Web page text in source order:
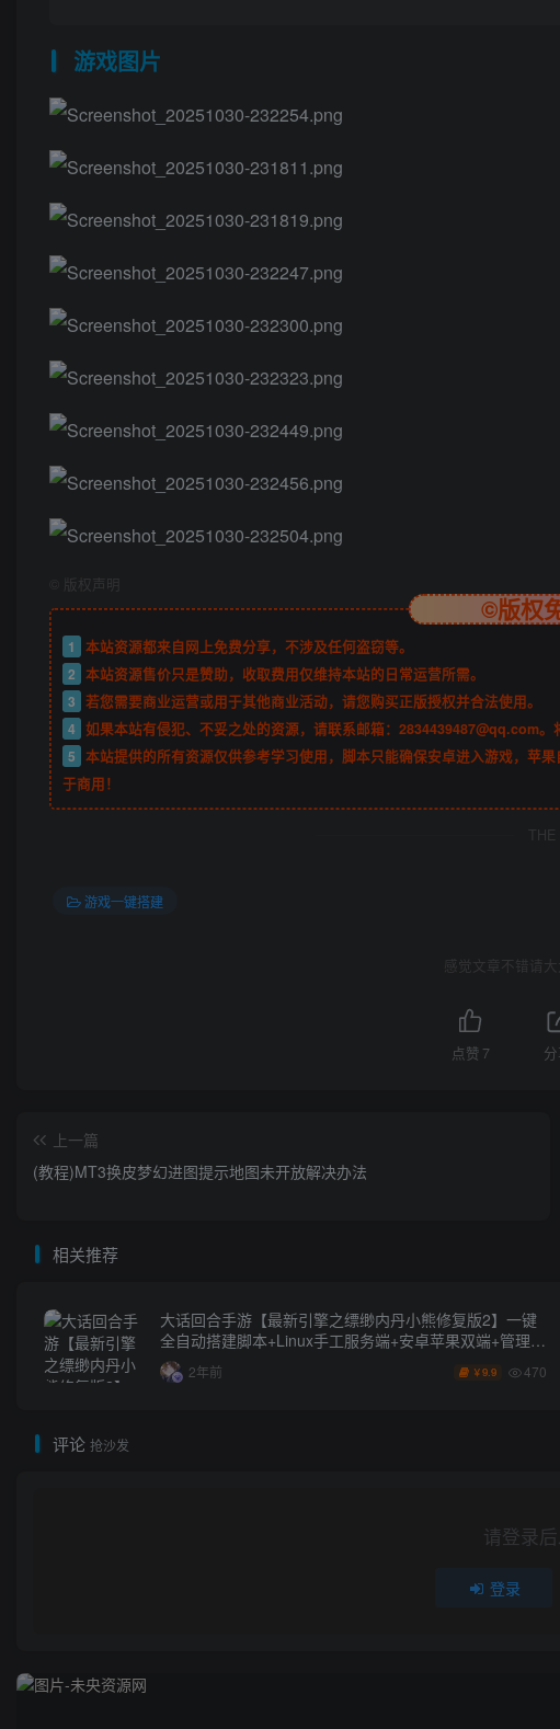
游戏图片
版权声明
©版权
1
本站资源都来自网上免费分享，不涉及任何盗窃等。
2 本站资源售价只是赞助，收取费用仅维持本站的日常运营所需。
3 若您需要商业运营或用于其他商业活动，请您购买正版授权并合法使用。
4 如果本站有侵犯、不妥之处的资源，请联系邮箱：2834439487@qq.com。
5 本站提供的所有资源仅供参考学习使用，脚本只能确保安卓进入游戏，苹
于商用！
THE
游戏一键搭建
感觉文章不错请
点赞 7
上一篇
(教程)MT3换皮梦幻进图提示地图未开放解决办法
相关推荐
大话回合手游【最新引擎之缥缈内丹小熊修复版2】一键
全自动搭建脚本+Linux手工服务端+安卓苹果双端+管理后
台+CDK后台+详细搭建教程+视频教程
2年前 ￥9.9 470
评论 抢沙发
请登录
登录